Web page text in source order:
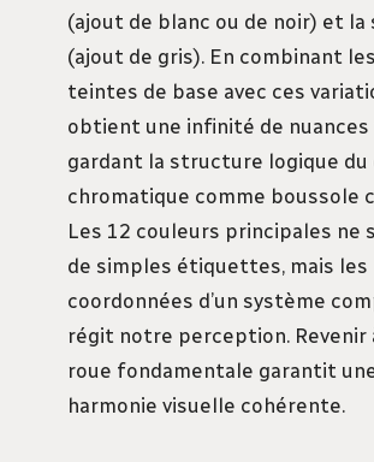
(ajout de blanc ou de noir) et
(ajout de gris). En combinant
teintes de base avec ces
obtient une infinité de
gardant la structure logique du
chromatique comme boussole
Les 12 couleurs principales ne
de simples étiquettes, mais les
coordonnées d’un système
régit notre perception. Revenir
roue fondamentale garantit
harmonie visuelle cohérente.